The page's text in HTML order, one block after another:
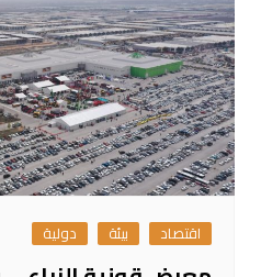
اقتصاد بيئة دولية